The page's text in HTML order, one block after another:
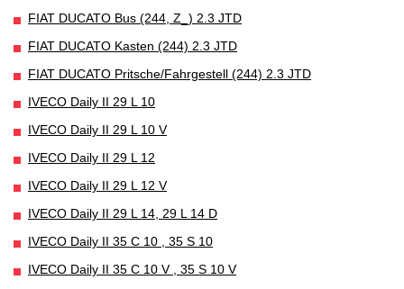
FIAT DUCATO Bus (244, Z_) 2.3 JTD
FIAT DUCATO Kasten (244) 2.3 JTD
FIAT DUCATO Pritsche/Fahrgestell (244) 2.3 JTD
IVECO Daily II 29 L 10
IVECO Daily II 29 L 10 V
IVECO Daily II 29 L 12
IVECO Daily II 29 L 12 V
IVECO Daily II 29 L 14, 29 L 14 D
IVECO Daily II 35 C 10 , 35 S 10
IVECO Daily II 35 C 10 V , 35 S 10 V